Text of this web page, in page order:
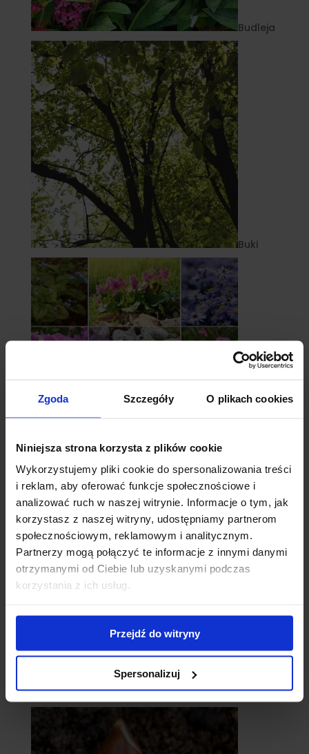
Zgoda Szczegóły O plikach cookies
Niniejsza strona korzysta z plików cookie
Wykorzystujemy pliki cookie do spersonalizowania treści
i reklam, aby oferować funkcje społecznościowe i
analizować ruch w naszej witrynie. Informacje o tym, jak
korzystasz z naszej witryny, udostępniamy partnerom
społecznościowym, reklamowym i analitycznym.
Partnerzy mogą połączyć te informacje z innymi danymi
otrzymanymi od Ciebie lub uzyskanymi podczas
korzystania z ich usług.
Przejdź do witryny
Spersonalizuj
Budleja
Buki
- surmie